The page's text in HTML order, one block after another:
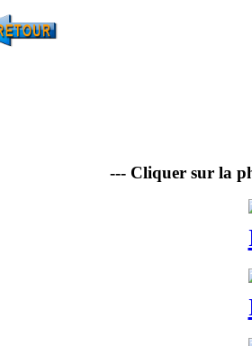
--- Cliquer sur la